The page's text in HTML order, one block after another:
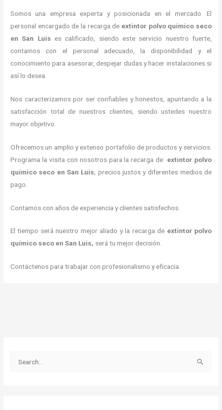
Somos una empresa experta y posicionada en el mercado. El
personal encargado de la recarga de extintor polvo químico seco
en San Luis es calificado, siendo este servicio nuestro fuerte,
contamos con el personal adecuado, la disponibilidad y el
conocimiento para asesorar, despejar dudas y hacer instalaciones si
así lo desea.
Nos caracterizamos por ser confiables y honestos, apuntando a la
satisfacción total de nuestros clientes, siendo ustedes nuestro
mayor objetivo.
Ofrecemos un amplio y extenso portafolio de productos y servicios.
Programa la visita con nosotros para la recarga de extintor polvo
químico seco en San Luis , precios justos y diferentes medios de
pago.
Contamos con años de experiencia y clientes satisfechos.
El tiempo será nuestro mejor aliado y la recarga de extintor polvo
químico seco en San Luis, será tu mejor decisión.
Contáctenos para trabajar con profesionalismo y eficacia.